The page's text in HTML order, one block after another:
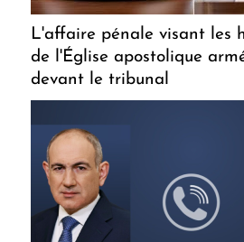
L'affaire pénale visant les
de l'Église apostolique
devant le tribunal